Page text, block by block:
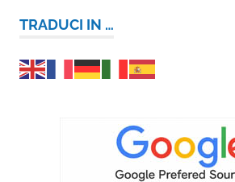
TRADUCI IN …